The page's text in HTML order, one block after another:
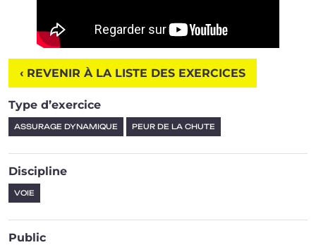
‹ REVENIR À LA LISTE DES EXERCICES
Type d’exercice
ASSURAGE DYNAMIQUE PEUR DE LA CHUTE
Discipline
VOIE
Public